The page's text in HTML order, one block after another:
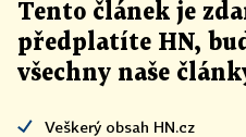
Tento článek je
předplatíte HN,
všechny naše
Veškerý obsah HN.cz